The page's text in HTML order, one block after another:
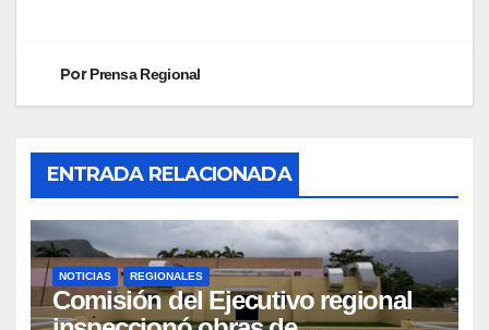
PorPrensa Regional
ENTRADA RELACIONADA
NOTICIAS REGIONALES
Comisión del Ejecutivo regional